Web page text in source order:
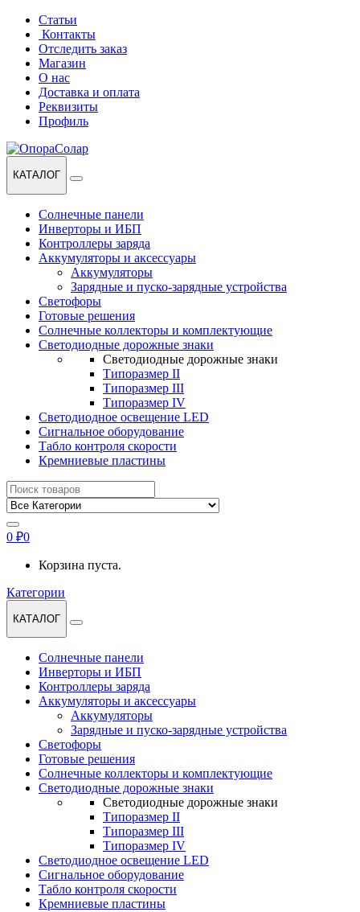
Перейти
навигации
Перейти
содержанию
Статьи
Контакты
Отследить заказ
Магазин
О нас
Доставка и оплата
Реквизиты
Профиль
КАТАЛОГ
Солнечные панели
Инверторы и ИБП
Контроллеры заряда
Аккумуляторы и аксессуары
Аккумуляторы
Зарядные и пуско-зарядные устройства
Светофоры
Готовые решения
Солнечные коллекторы и комплектующие
Светодиодные дорожные знаки
Светодиодные дорожные знаки
Типоразмер II
Типоразмер III
Типоразмер IV
Светодиодное освещение LED
Сигнальное оборудование
Табло контроля скорости
Кремниевые пластины
Найти:
0 ₽0
Корзина пуста.
Категории
КАТАЛОГ
Солнечные панели
Инверторы и ИБП
Контроллеры заряда
Аккумуляторы и аксессуары
Аккумуляторы
Зарядные и пуско-зарядные устройства
Светофоры
Готовые решения
Солнечные коллекторы и комплектующие
Светодиодные дорожные знаки
Светодиодные дорожные знаки
Типоразмер II
Типоразмер III
Типоразмер IV
Светодиодное освещение LED
Сигнальное оборудование
Табло контроля скорости
Кремниевые пластины